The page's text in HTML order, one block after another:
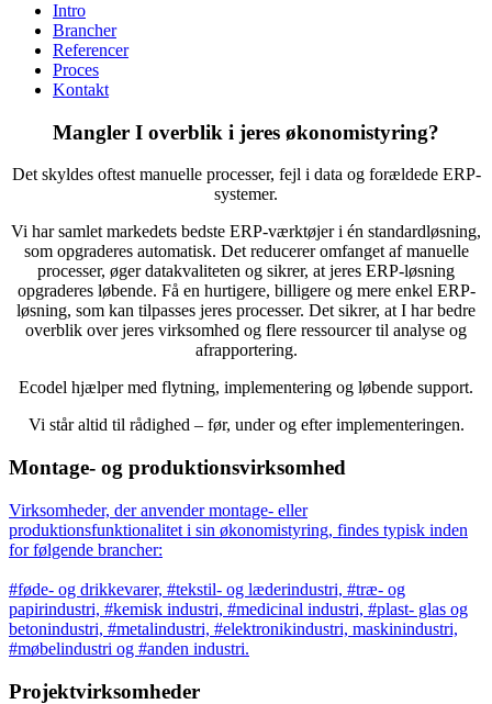
Intro
Brancher
Referencer
Proces
Kontakt
Mangler I overblik i jeres økonomistyring?
Det skyldes oftest manuelle processer, fejl i data og forældede ERP-
systemer.
Vi har samlet markedets bedste ERP-værktøjer i én standardløsning,
som opgraderes automatisk. Det reducerer omfanget af manuelle
processer, øger datakvaliteten og sikrer, at jeres ERP-løsning
opgraderes løbende. Få en hurtigere, billigere og mere enkel ERP-
løsning, som kan tilpasses jeres processer. Det sikrer, at I har bedre
overblik over jeres virksomhed og flere ressourcer til analyse og
afrapportering.
Ecodel hjælper med flytning, implementering og løbende support.
Vi står altid til rådighed – før, under og efter implementeringen.
Montage- og produktionsvirksomhed
Virksomheder, der anvender montage- eller
produktionsfunktionalitet i sin økonomistyring, findes typisk inden
for følgende brancher:
#føde- og drikkevarer, #tekstil- og læderindustri, #træ- og
papirindustri, #kemisk industri, #medicinal industri, #plast- glas og
betonindustri, #metalindustri, #elektronikindustri, maskinindustri,
#møbelindustri og #anden industri.
Projektvirksomheder